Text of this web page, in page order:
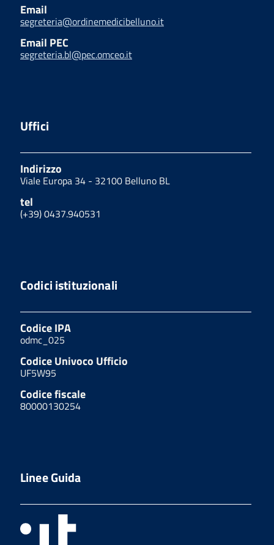
Email
segreteria@ordinemedicibelluno.it
Email PEC
segreteria.bl@pec.omceo.it
Uffici
Indirizzo
Viale Europa 34 - 32100 Belluno BL
tel
(+39) 0437.940531
Codici istituzionali
Codice IPA
odmc_025
Codice Univoco Ufficio
UF5W95
Codice fiscale
80000130254
Linee Guida